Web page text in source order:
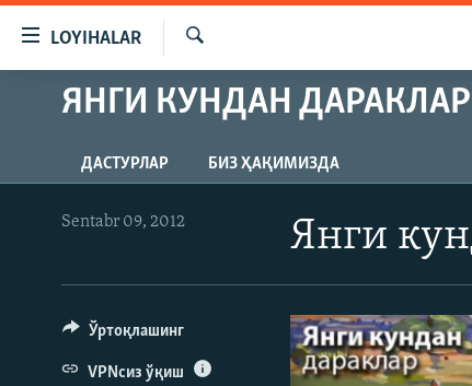
Бош
мавзуларга
навигацияга
ўтинг
Қидиришга
LOYIHALAR
OZODLIK SURISHTIRUVLARI
OZODARXIV
ЯНГИ КУНДАН ДАРАКЛАР
ДАСТУРЛАР БИЗ ҲАҚИМИЗДА
Янги
Sentabr 09, 2012
Ўртоқлашинг
VPNсиз ўқиш